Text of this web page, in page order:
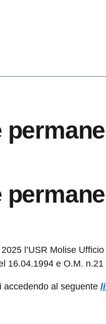
l’USR Molise
16.04.1994 e O.M.
accedendo al seguente